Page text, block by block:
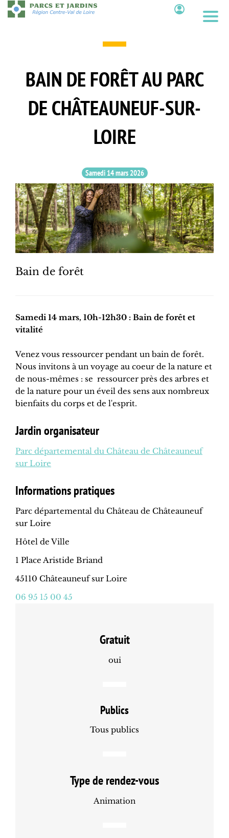
Aller
au
BAIN DE FORÊT AU PARC
DE CHÂTEAUNEUF-SUR-
LOIRE
Samedi 14 mars 2026
Bain de forêt
Samedi 14 mars, 10h-12h30 : Bain de forêt et
vitalité
Venez vous ressourcer pendant un bain de forêt.
Nous invitons à un voyage au coeur de la nature et
de nous-mêmes : se ressourcer près des arbres et
de la nature pour un éveil des sens aux nombreux
bienfaits du corps et de l'esprit.
Jardin organisateur
Parc départemental du Château de Châteauneuf
sur Loire
Informations pratiques
Parc départemental du Château de Châteauneuf
sur Loire
Hôtel de Ville
1 Place Aristide Briand
45110 Châteauneuf sur Loire
06 95 15 00 45
Gratuit
oui
Publics
Tous publics
Type de rendez-vous
Animation